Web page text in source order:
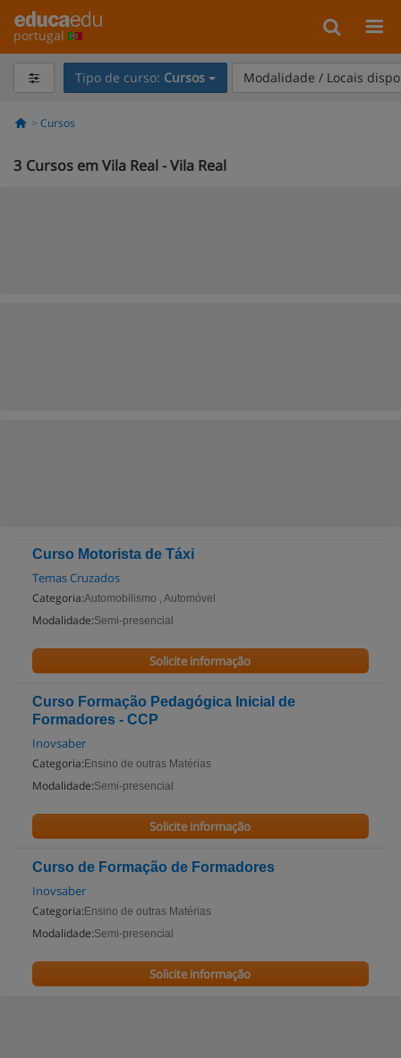
portugal
Tipo de curso: Cursos Modalidade / Locais
Cursos
3 Cursos em Vila Real - Vila Real
Curso Motorista de Táxi
Temas Cruzados
Categoria:Automobilismo , Automóvel
Modalidade:Semi-presencial
Solicite informação
Curso Formação Pedagógica Inicial de
Formadores - CCP
Inovsaber
Categoria: Ensino de outras Matérias
Modalidade:Semi-presencial
Solicite informação
Curso de Formação de Formadores
Inovsaber
Categoria: Ensino de outras Matérias
Modalidade:Semi-presencial
Solicite informação